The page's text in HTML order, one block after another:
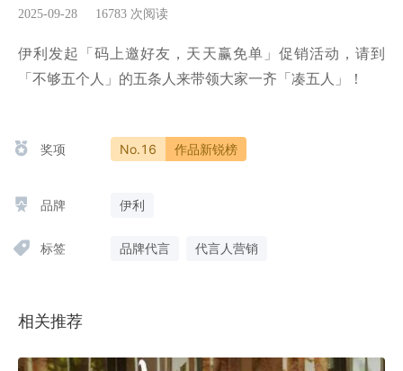
2025-09-28 16783 次阅读
伊利发起「码上邀好友，天天赢免单」促销活动，请到
奖项 No.16 作品新锐榜
品牌 伊利
标签 品牌代言 代言人营销
相关推荐